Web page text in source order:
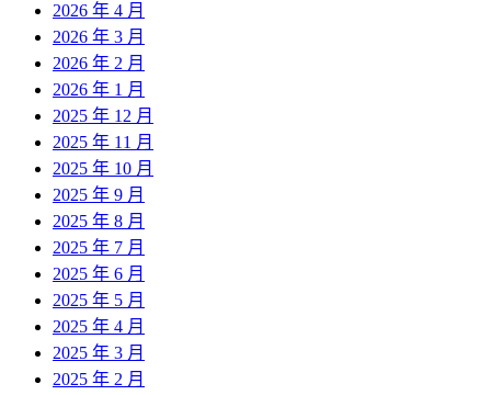
2026 年 4 月
2026 年 3 月
2026 年 2 月
2026 年 1 月
2025 年 12 月
2025 年 11 月
2025 年 10 月
2025 年 9 月
2025 年 8 月
2025 年 7 月
2025 年 6 月
2025 年 5 月
2025 年 4 月
2025 年 3 月
2025 年 2 月